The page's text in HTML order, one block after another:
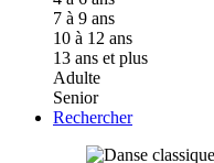
7 à 9 ans
10 à 12 ans
13 ans et plus
Adulte
Senior
Rechercher